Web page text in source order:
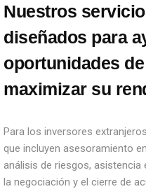
Nuestros
diseñados para
oportunidades
maximizar su
Para los inversores
que incluyen asesoramiento
análisis de riesgos, asistencia
la negociación y el cierre de